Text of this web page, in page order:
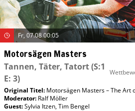
Fr, 07.08 00:05
Motorsägen Masters
Tannen, Täter, Tatort(S:1
E: 3)
Original Titel: Motorsägen Masters – The Art
Moderator: Ralf Möller
Guest:Sylvia Itzen,Tim Bengel